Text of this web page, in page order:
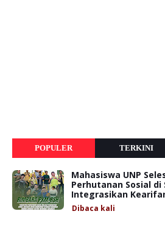
POPULER TERKINI
Mahasiswa UNP
Perhutanan Sosial di
Integrasikan
Dibaca kali